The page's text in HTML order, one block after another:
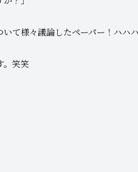
て様々議論したペーパー！ハハハ
。笑笑